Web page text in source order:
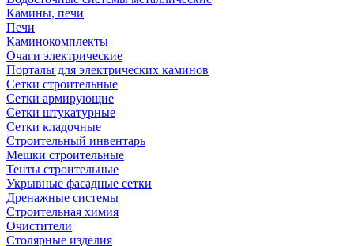
Камины, печи
Печи
Каминокомплекты
Очаги электрические
Порталы для электрических каминов
Сетки строительные
Сетки армирующие
Сетки штукатурные
Сетки кладочные
Строительный инвентарь
Мешки строительные
Тенты строительные
Укрывные фасадные сетки
Дренажные системы
Строительная химия
Очистители
Столярные изделия